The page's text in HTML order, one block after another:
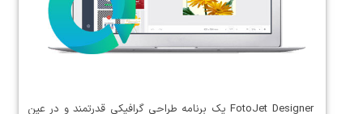
FotoJet Designer یک برنامه طراحی گرافیکی قدرتمند و در عین